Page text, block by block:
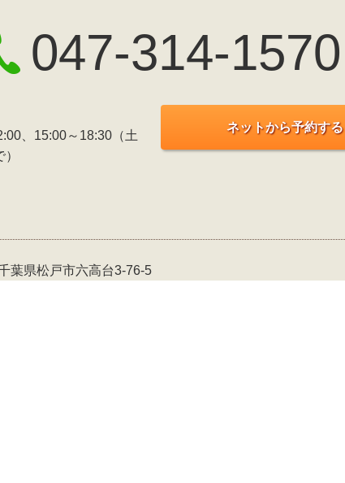
047-314-1570
ネットから予約する
、15:00～18:30（土
葉県松戸市六高台3-76-5